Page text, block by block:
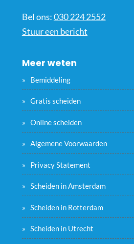
Bel ons:030 224 2552
Stuur een bericht
Meer weten
Bemiddeling
Gratis scheiden
Online scheiden
Algemene Voorwaarden
Privacy Statement
Scheiden in Amsterdam
Scheiden in Rotterdam
Scheiden in Utrecht